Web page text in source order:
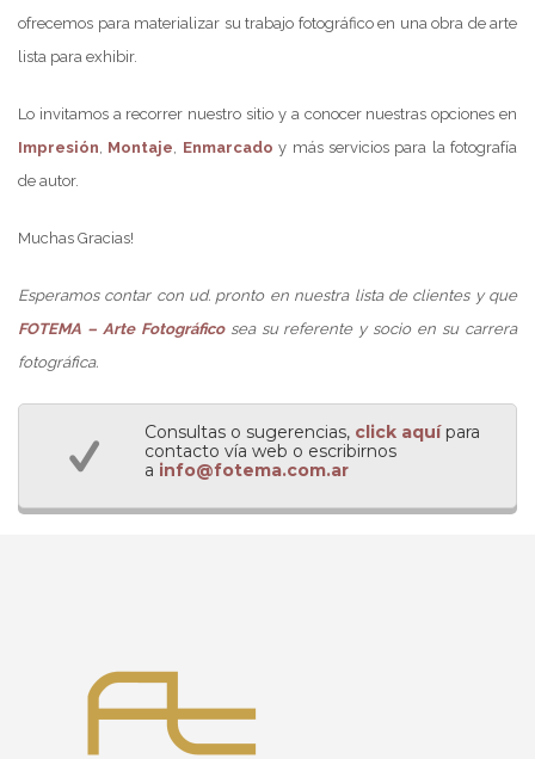
ofrecemos para materializar su trabajo fotográfico en una obra de arte
lista para exhibir.
Lo invitamos a recorrer nuestro sitio y a conocer nuestras opciones en
Impresión, Montaje, Enmarcado y más servicios para la fotografía
de autor.
Muchas Gracias!
Esperamos contar con ud. pronto en nuestra lista de clientes y que
FOTEMA – Arte Fotográfico sea su referente y socio en su carrera
fotográfica.
Consultas o sugerencias, click aquípara
contacto vía web o escribirnos
a info@fotema.com.ar